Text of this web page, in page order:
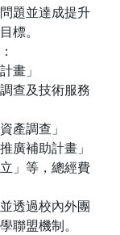
題並達成提升
標。
畫」
查及技術服務
產調查」
廣補助計畫」
」等，總經費
透過校內外團
聯盟機制。